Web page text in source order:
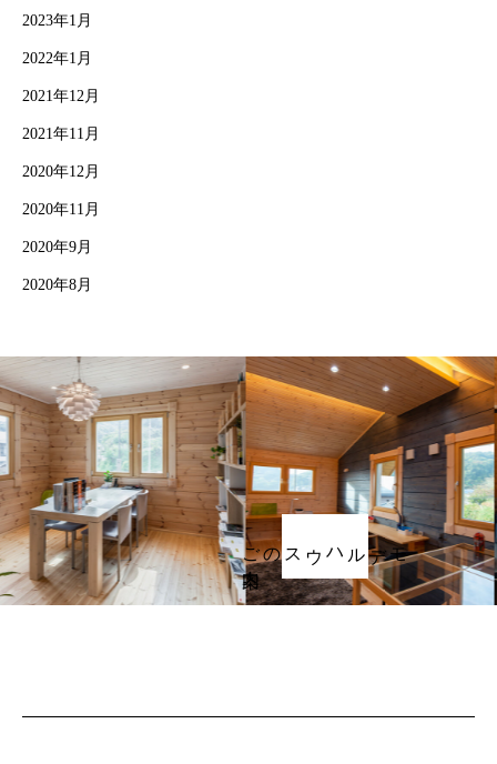
2023年1月
2022年1月
2021年12月
2021年11月
2020年12月
2020年11月
2020年9月
2020年8月
モデルハウスの
ご案内